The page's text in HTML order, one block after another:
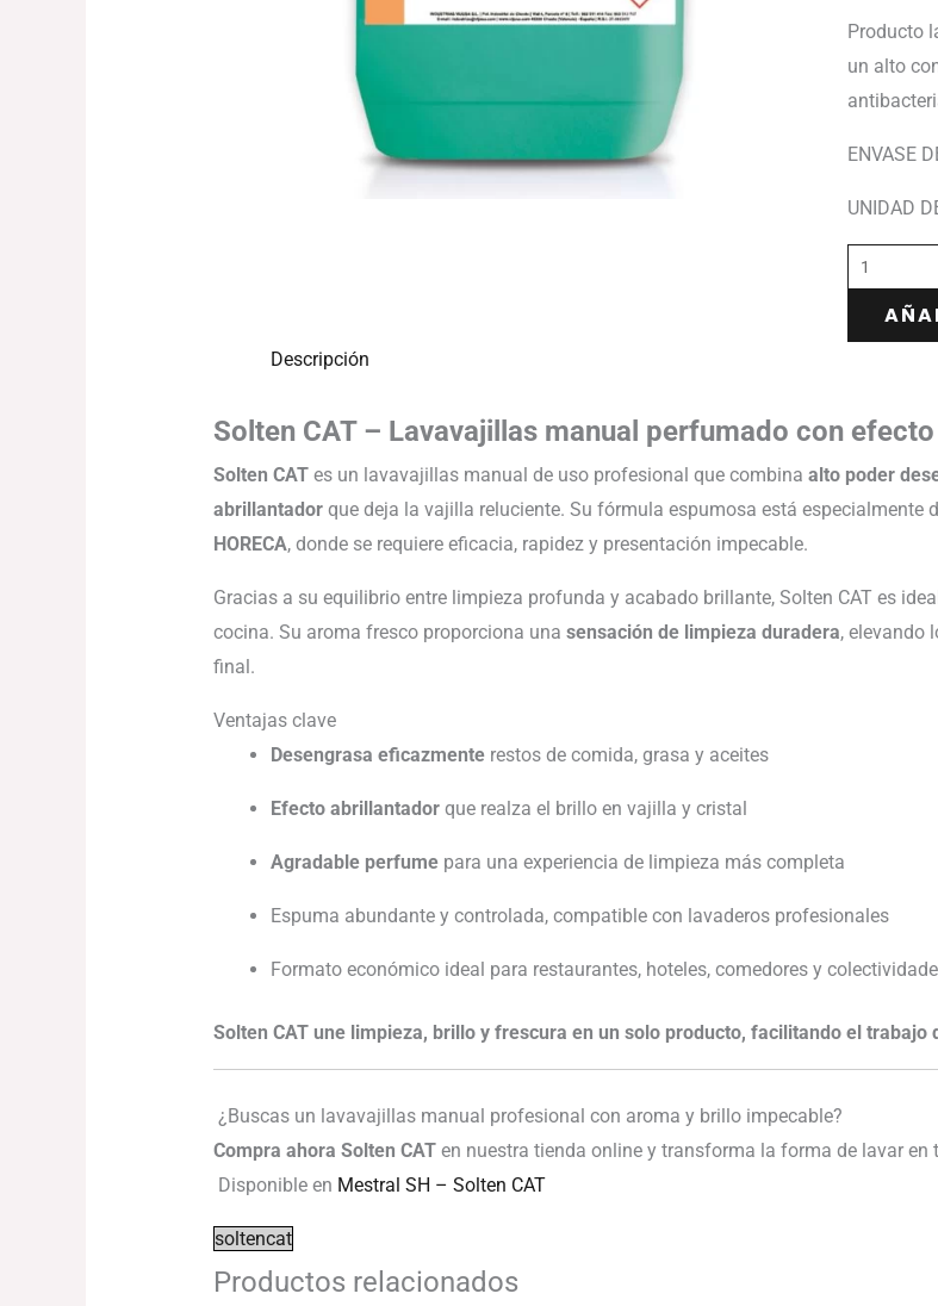
Producto
un alto
ENVASE
UNIDAD
Descripción
Solten CAT – Lavavajillas manual perfumado con
Solten CATes un lavavajillas manual de uso profesional que combina alto poder
abrillantadorque deja la vajilla reluciente. Su fórmula espumosa está especialmente
HORECA, donde se requiere eficacia, rapidez y presentación impecable.
Gracias a su equilibrio entre limpieza profunda y acabado brillante, Solten CAT es
cocina. Su aroma fresco proporciona una sensación de limpieza duradera, elevando
final.
Ventajas clave
Desengrasa eficazmenterestos de comida, grasa y aceites
Efecto abrillantadorque realza el brillo en vajilla y cristal
Agradable perfumepara una experiencia de limpieza más completa
Espuma abundante y controlada, compatible con lavaderos profesionales
Formato económico ideal para restaurantes, hoteles, comedores y
Solten CAT une limpieza, brillo y frescura en un solo producto, facilitando el
¿Buscas un lavavajillas manual profesional con aroma y brillo impecable?
Compra ahora Solten CATen nuestra tienda online y transforma la forma de lavar en
Disponible en Mestral SH – Solten CAT
soltencat
Productos relacionados